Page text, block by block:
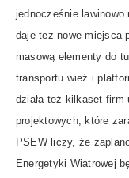
jednocześnie
daje też nowe miejsca
masową elementy do
transportu wież i
działa też kilkaset firm
projektowych, które
PSEW liczy, że
Energetyki Wiatrowej